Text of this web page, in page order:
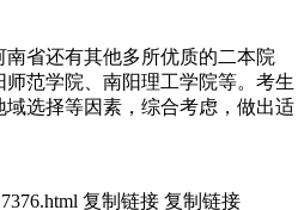
省还有其他多所优质的二本院
范学院、南阳理工学院等。考生
选择等因素，综合考虑，做出适
复制链接 复制链接